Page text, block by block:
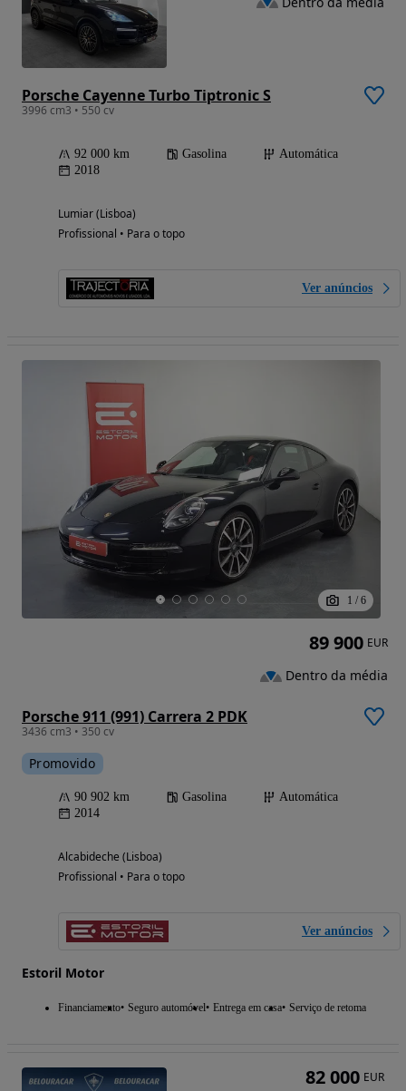
Porsche Cayenne Turbo Tiptronic S
3996 cm3 • 550 cv
92 000 km Gasolina
Automática
2018
Lumiar (Lisboa)
Profissional • Para o topo
Ver anúncios
1 / 6
Porsche 911 (991) Carrera 2 PDK
3436 cm3 • 350 cv
Promovido
90 902 km Gasolina
Automática
2014
Alcabideche (Lisboa)
Profissional • Para o topo
Ver anúncios
Estoril Motor
Financiamento Seguro automóvel Entrega em casa Serviço de retoma
89 900 EUR
Dentro da média
82 000 EUR